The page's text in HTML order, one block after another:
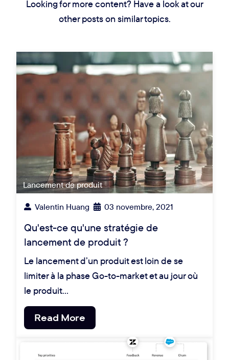
Looking for more content? Have a look at our
other posts on similar topics.
Lancement de produit
Valentin Huang 03 novembre, 2021
Qu'est-ce qu'une stratégie de
lancement de produit ?
Le lancement d’un produit est loin de se
limiter à la phase Go-to-market et au jour où
le produit…
Read More